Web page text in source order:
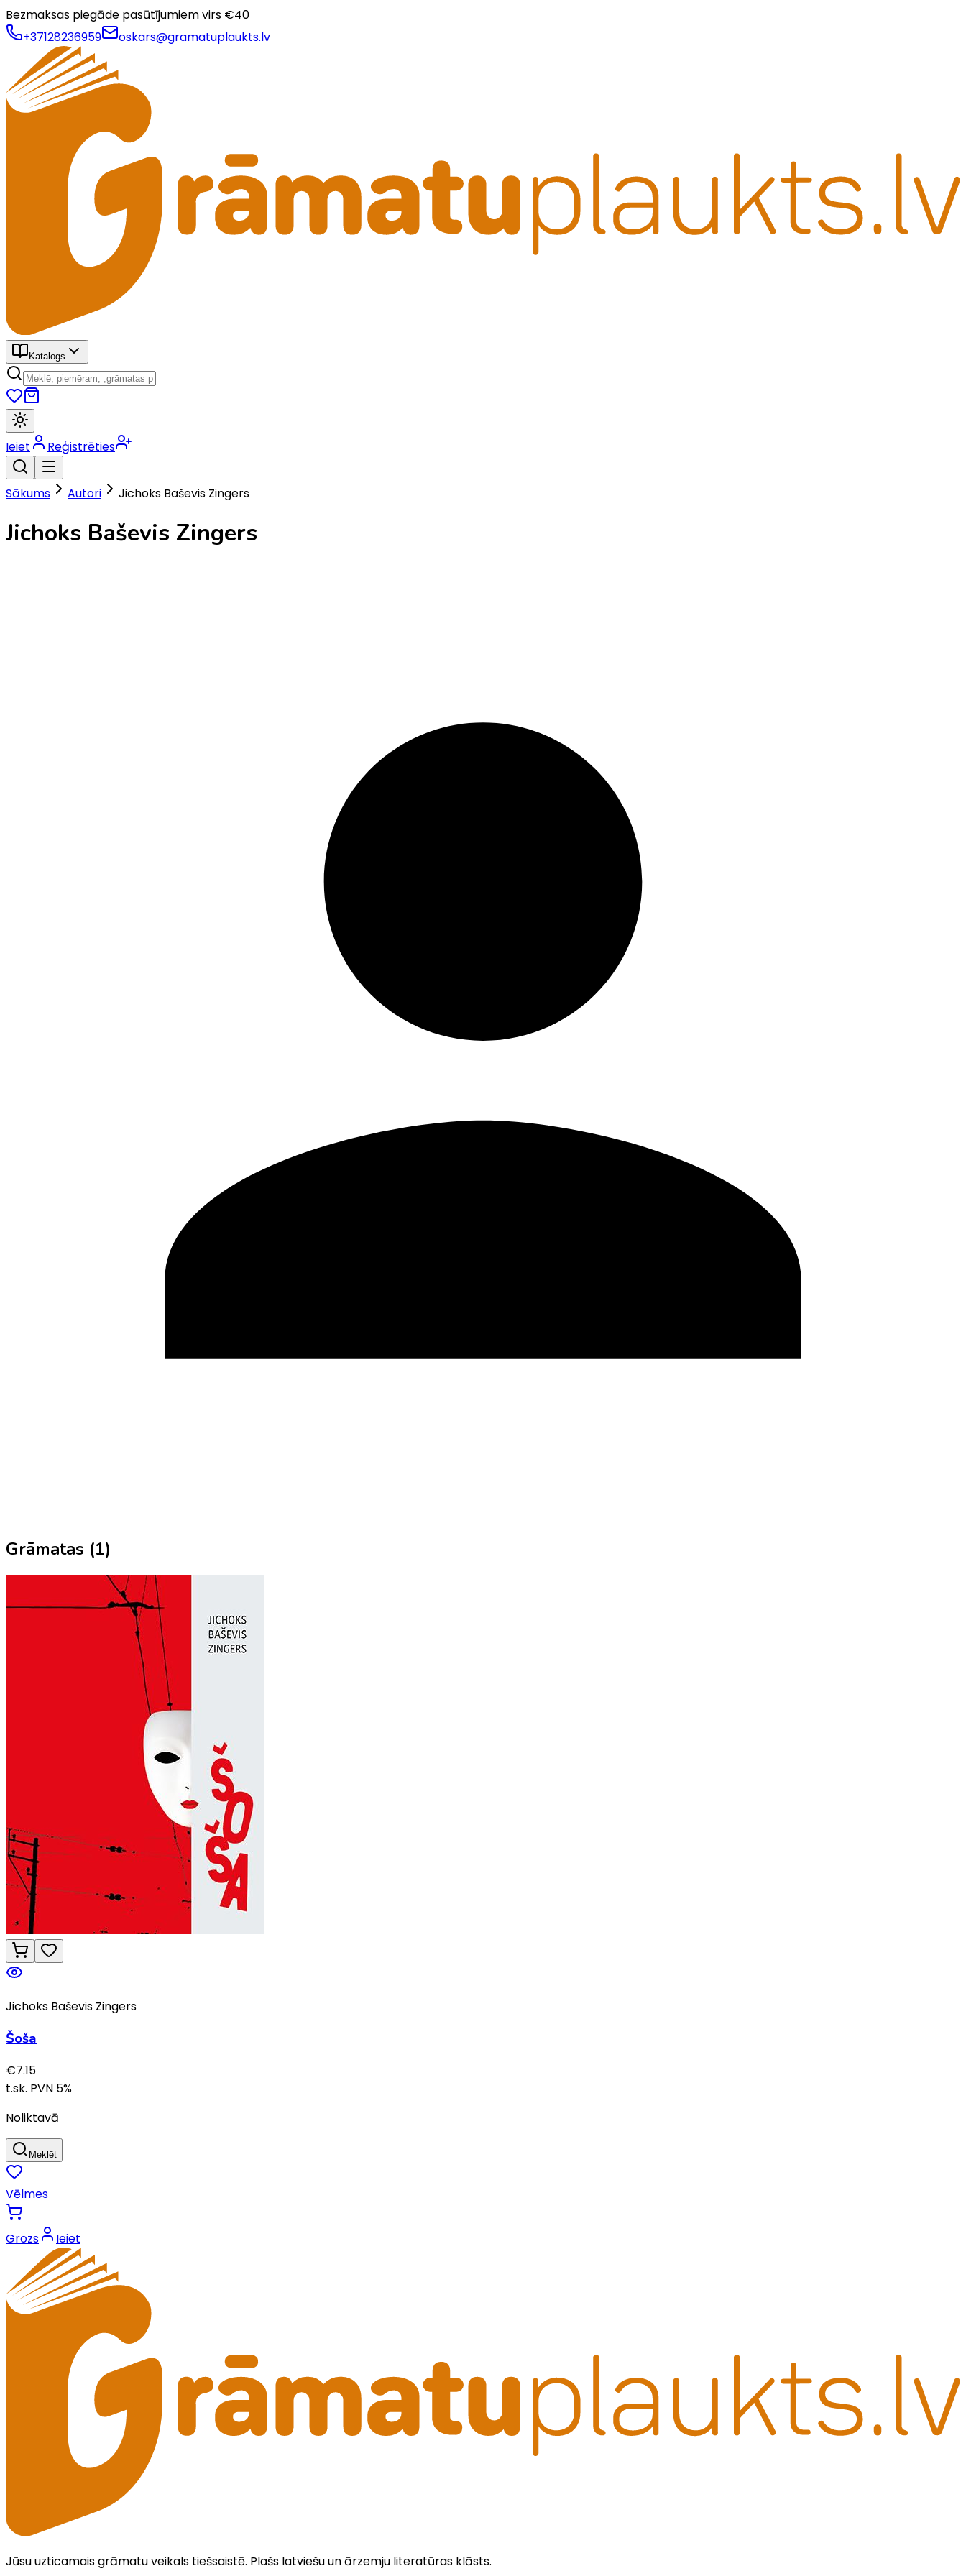
Bezmaksas piegāde pasūtījumiem virs €40
+37128236959
oskars@gramatuplaukts.lv
Katalogs
Ieiet Reģistrēties
Sākums Autori Jichoks Baševis Zingers
Jichoks Baševis Zingers
Grāmatas (1)
Jichoks Baševis Zingers
Šoša
€7.15
t.sk. PVN 5%
Noliktavā
Meklēt
Vēlmes
Grozs Ieiet
Jūsu uzticamais grāmatu veikals tiešsaistē. Plašs latviešu un ārzemju literatūras klāsts.